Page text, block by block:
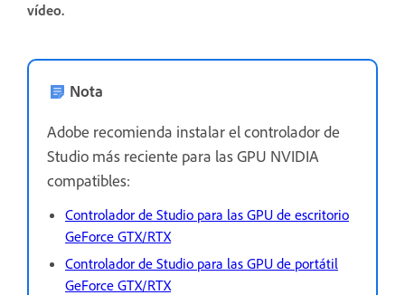
vídeo.
Nota
Adobe recomienda instalar el controlador de
Studio más reciente para las GPU NVIDIA
compatibles:
Controlador de Studio para las GPU de escritorio
GeForce GTX/RTX
Controlador de Studio para las GPU de portátil
GeForce GTX/RTX